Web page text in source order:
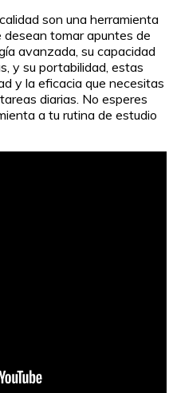
son una herramienta
desean tomar apuntes de
avanzada, su capacidad
y su portabilidad, estas
y la eficacia que necesitas
diarias. No esperes
a tu rutina de estudio